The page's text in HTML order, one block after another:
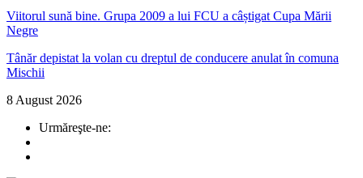
Viitorul sună bine. Grupa 2009 a lui FCU a câștigat Cupa Mării
Negre
Tânăr depistat la volan cu dreptul de conducere anulat în comuna
Mischii
8 August 2026
Urmăreşte-ne: